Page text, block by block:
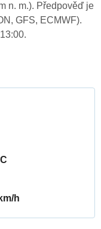
n. m.). Předpověď je
GFS, ECMWF).
h